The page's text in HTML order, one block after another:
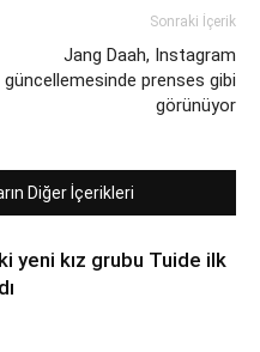
Sonraki İçerik
Jang Daah, Instagram
güncellemesinde prenses gibi
görünüyor
Diğer İçerikleri
yeni kız grubu Tuide ilk